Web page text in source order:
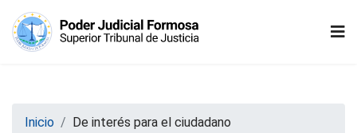
Inicio
De interés para el ciudadano